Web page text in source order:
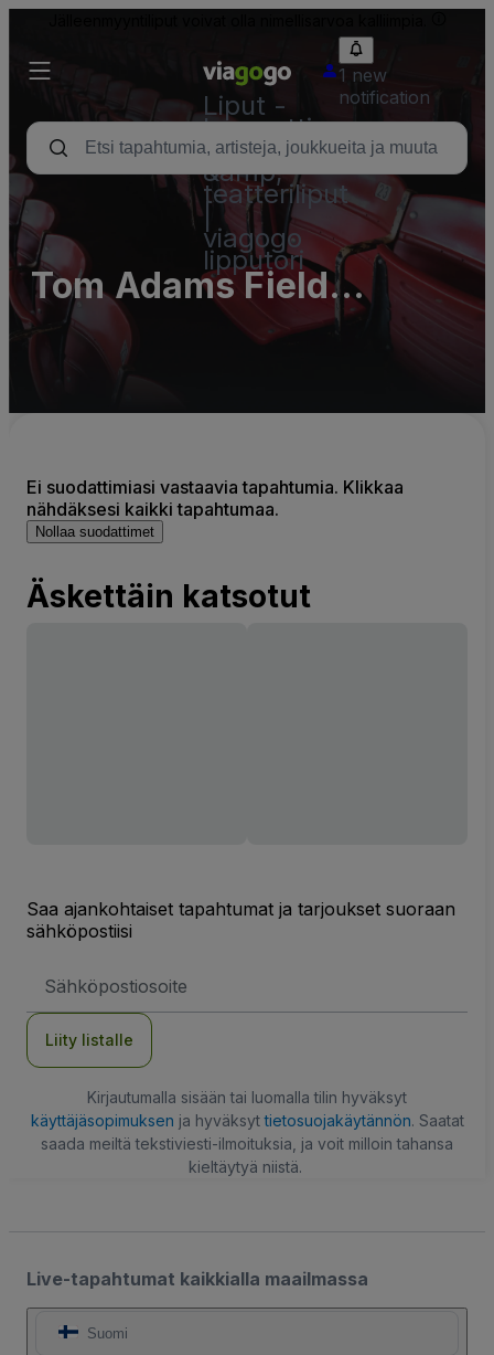
Liput -
konsertti,
urheilu
&amp;
teatteriliput
viagogo
lipputori
1 new
notification
Tom Adams Field
Parking Lots (InActive)
Ei suodattimiasi vastaavia tapahtumia. Klikkaa
nähdäksesi kaikki tapahtumaa.
Nollaa suodattimet
Äskettäin katsotut
Saa ajankohtaiset tapahtumat ja tarjoukset suoraan
sähköpostiisi
Liity listalle
Kirjautumalla sisään tai luomalla tilin hyväksyt
käyttäjäsopimuksen ja hyväksyttietosuojakäytännön. Saatat
saada meiltä tekstiviesti-ilmoituksia, ja voit milloin tahansa
kieltäytyä niistä.
Live-tapahtumat kaikkialla maailmassa
Suomi